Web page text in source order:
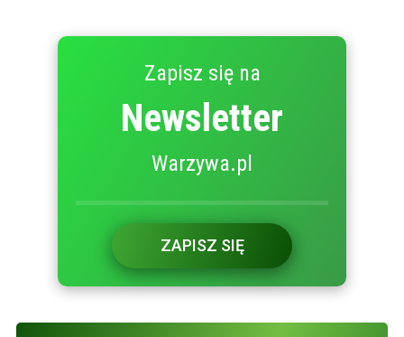
Zapisz się na
Newsletter
Warzywa.pl
ZAPISZ SIĘ